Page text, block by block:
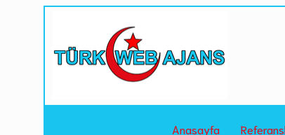
Anasayfa